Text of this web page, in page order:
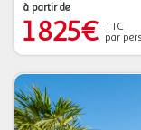
à partir de
1 825€ TTC
par